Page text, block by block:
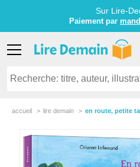
Sur Lire-
Paiement par
accueil lire demain en route, petite